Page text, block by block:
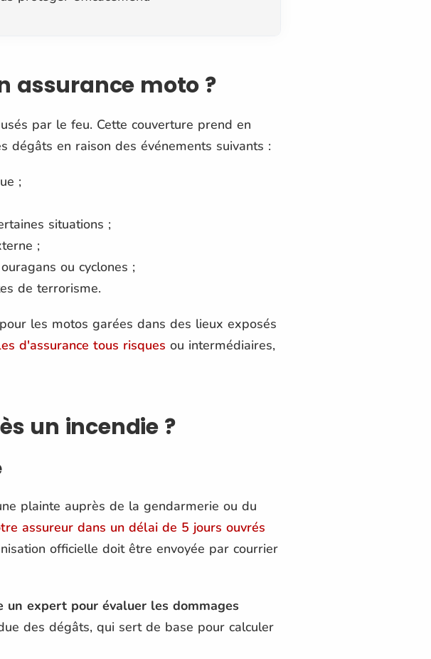
assurance moto ?
par le feu. Cette couverture prend en
dégâts en raison des événements suivants :
;
situations ;
;
ou cyclones ;
de terrorisme.
les motos garées dans des lieux exposés
d'assurance tous risques ou intermédiaires,
un incendie ?
plainte auprès de la gendarmerie ou du
assureur dans un délai de 5 jours ouvrés
officielle doit être envoyée par courrier
un expert pour évaluer les dommages
des dégâts, qui sert de base pour calculer